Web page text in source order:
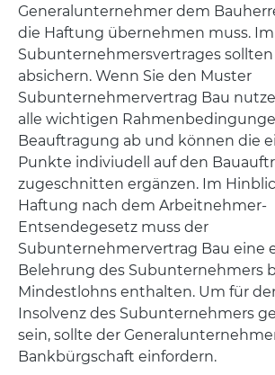
Generalunternehmer dem
die Haftung übernehmen muss.
Subunternehmersvertrages sollten
absichern. Wenn Sie den Muster
Subunternehmervertrag Bau
alle wichtigen
Beauftragung ab und können die
Punkte indiviudell auf den
zugeschnitten ergänzen. Im
Haftung nach dem Arbeitnehmer-
Entsendegesetz muss der
Subunternehmervertrag Bau eine
Belehrung des Subunternehmers
Mindestlohns enthalten. Um für
Insolvenz des Subunternehmers
sein, sollte der
Bankbürgschaft einfordern.